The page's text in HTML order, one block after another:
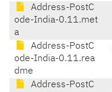
Address-PostC
ode-India-0.11.met
a
Address-PostC
ode-India-0.11.rea
dme
Address-PostC